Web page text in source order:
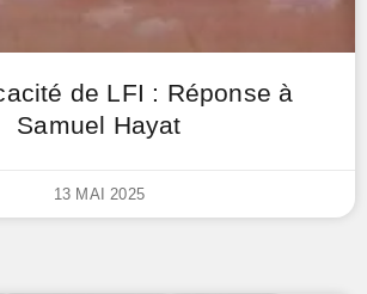
de LFI : Réponse à
Samuel Hayat
13 MAI 2025